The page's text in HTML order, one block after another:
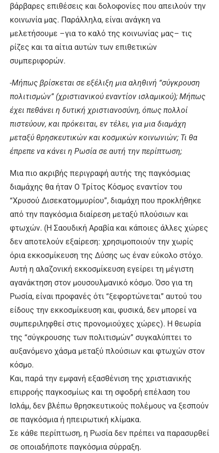
βάρβαρες επιθέσεις και δολοφονίες που απειλούν την
κοινωνία μας. Παράλληλα, είναι ανάγκη να
μελετήσουμε –για το καλό της κοινωνίας μας– τις
ρίζες και τα αίτια αυτών των επιθετικών
συμπεριφορών.
-Μήπως βρίσκεται σε εξέλιξη μια αληθινή “σύγκρουση
πολιτισμών” (χριστιανικού εναντίον ισλαμικού); Μήπως
έχει πεθάνει η δυτική χριστιανοσύνη, όπως πολλοί
πιστεύουν, και πρόκειται, εν τέλει, για μια διαμάχη
μεταξύ θρησκευτικών και κοσμικών κοινωνιών; Τι θα
έπρεπε να κάνει η Ρωσία σε αυτή την περίπτωση;
Μια πιο ακριβής περιγραφή αυτής της παγκόσμιας
διαμάχης θα ήταν Ο Τρίτος Κόσμος εναντίον του
“Χρυσού Δισεκατομμυρίου”, διαμάχη που προκλήθηκε
από την παγκόσμια διαίρεση μεταξύ πλούσιων και
φτωχών. (Η Σαουδική Αραβία και κάποιες άλλες χώρες
δεν αποτελούν εξαίρεση: χρησιμοποιούν την χωρίς
όρια εκκοσμίκευση της Δύσης ως έναν εύκολο στόχο.
Αυτή η αλαζονική εκκοσμίκευση εγείρει τη μέγιστη
αγανάκτηση στον μουσουλμανικό κόσμο. Όσο για τη
Ρωσία, είναι προφανές ότι “ξεφορτώνεται” αυτού του
είδους την εκκοσμίκευση και, φυσικά, δεν μπορεί να
συμπεριληφθεί στις προνομιούχες χώρες). Η θεωρία
της “σύγκρουσης των πολιτισμών” συγκαλύπτει το
αυξανόμενο χάσμα μεταξύ πλούσιων και φτωχών στον
κόσμο.
Και, παρά την εμφανή εξασθένιση της χριστιανικής
επιρροής παγκοσμίως και τη σφοδρή επέλαση του
Ισλάμ, δεν βλέπω θρησκευτικούς πολέμους να ξεσπούν
σε παγκόσμια ή ηπειρωτική κλίμακα.
Σε κάθε περίπτωση, η Ρωσία δεν πρέπει να παρασυρθεί
σε οποιαδήποτε παγκόσμια σύρραξη.